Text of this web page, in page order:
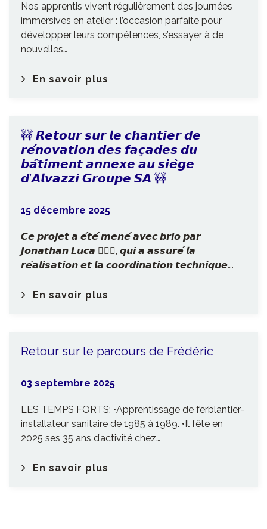
Nos apprentis vivent régulièrement des journées
immersives en atelier : l’occasion parfaite pour
développer leurs compétences, s’essayer à de
nouvelles…
En savoir plus
🚧 𝙍𝙚𝙩𝙤𝙪𝙧 𝙨𝙪𝙧 𝙡𝙚 𝙘𝙝𝙖𝙣𝙩𝙞𝙚𝙧 𝙙𝙚
𝙧𝙚́𝙣𝙤𝙫𝙖𝙩𝙞𝙤𝙣 𝙙𝙚𝙨 𝙛𝙖𝙘̧𝙖𝙙𝙚𝙨 𝙙𝙪
𝙗𝙖̂𝙩𝙞𝙢𝙚𝙣𝙩 𝙖𝙣𝙣𝙚𝙭𝙚 𝙖𝙪 𝙨𝙞𝙚̀𝙜𝙚
𝙙’𝘼𝙡𝙫𝙖𝙯𝙯𝙞 𝙂𝙧𝙤𝙪𝙥𝙚 𝙎𝘼 🚧
15 décembre 2025
𝘾𝙚 𝙥𝙧𝙤𝙟𝙚𝙩 𝙖 𝙚́𝙩𝙚́ 𝙢𝙚𝙣𝙚́ 𝙖𝙫𝙚𝙘 𝙗𝙧𝙞𝙤 𝙥𝙖𝙧
𝙅𝙤𝙣𝙖𝙩𝙝𝙖𝙣 𝙇𝙪𝙘𝙖 👷‍♂️✨, 𝙦𝙪𝙞 𝙖 𝙖𝙨𝙨𝙪𝙧𝙚́ 𝙡𝙖
𝙧𝙚́𝙖𝙡𝙞𝙨𝙖𝙩𝙞𝙤𝙣 𝙚𝙩 𝙡𝙖 𝙘𝙤𝙤𝙧𝙙𝙞𝙣𝙖𝙩𝙞𝙤𝙣 𝙩𝙚𝙘𝙝𝙣𝙞𝙦𝙪𝙚….
En savoir plus
Retour sur le parcours de Frédéric
03 septembre 2025
LES TEMPS FORTS: •Apprentissage de ferblantier-
installateur sanitaire de 1985 à 1989. •Il fête en
2025 ses 35 ans d’activité chez…
En savoir plus